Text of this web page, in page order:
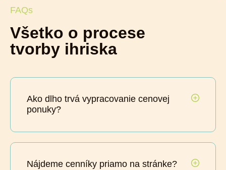
FAQs
Všetko o procese
tvorby ihriska
Ako dlho trvá vypracovanie cenovej
ponuky?
Nájdeme cenníky priamo na stránke?